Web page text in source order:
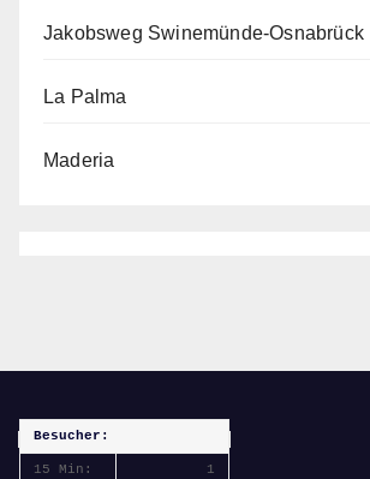
Jakobsweg Swinemünde-Osnabrück
La Palma
Maderia
Besucher:
15 Min: 1